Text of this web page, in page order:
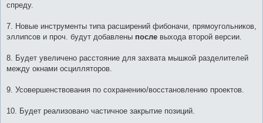
спреду.
7. Новые инструменты типа расширений фибоначи, прямоугольников,
эллипсов и проч. будут добавлены после выхода второй версии.
8. Будет увеличено расстояние для захвата мышкой разделителей
между окнами осцилляторов.
9. Усовершенствования по сохранению/восстановлению проектов.
10. Будет реализовано частичное закрытие позиций.